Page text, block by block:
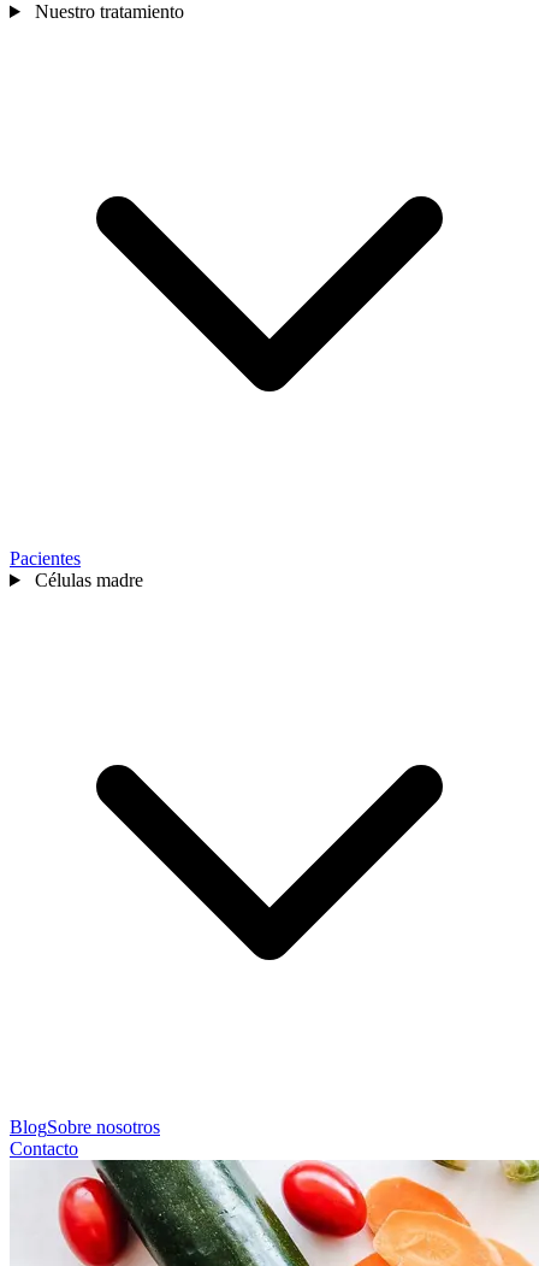
Nuestro tratamiento
Pacientes
Células madre
BlogSobre nosotros
Contacto